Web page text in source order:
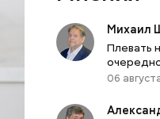
Михаил
Плевать
06